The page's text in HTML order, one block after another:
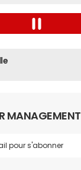
MANAGEMENT